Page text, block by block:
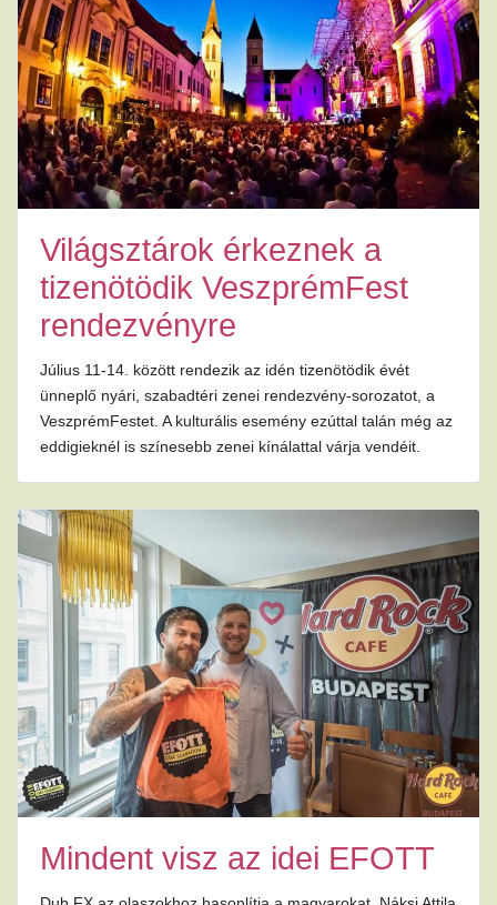
Világsztárok érkeznek a
tizenötödik VeszprémFest
rendezvényre
Július 11-14. között rendezik az idén tizenötödik évét
ünneplő nyári, szabadtéri zenei rendezvény-sorozatot, a
VeszprémFestet. A kulturális esemény ezúttal talán még az
eddigieknél is színesebb zenei kínálattal várja vendéit.
Mindent visz az idei EFOTT